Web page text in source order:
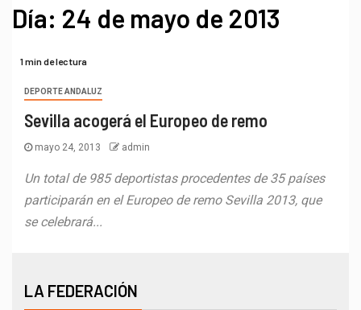
Día: 24 de mayo de 2013
1 min de lectura
DEPORTE ANDALUZ
Sevilla acogerá el Europeo de remo
mayo 24, 2013 admin
Un total de 985 deportistas procedentes de 35 países
participarán en el Europeo de remo Sevilla 2013, que
se celebrará...
LA FEDERACIÓN